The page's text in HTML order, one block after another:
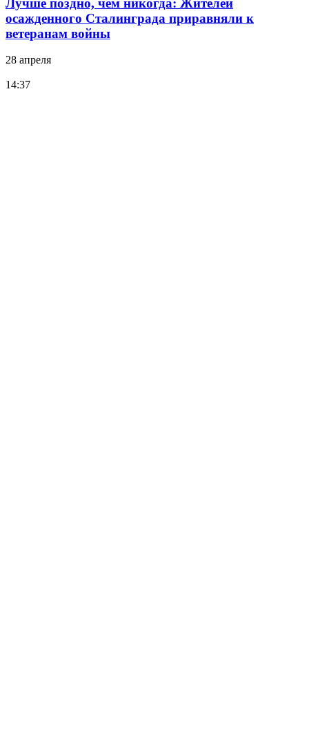
Лучше поздно, чем никогда: Жителей
осажденного Сталинграда приравняли к
ветеранам войны
28 апреля
14:37